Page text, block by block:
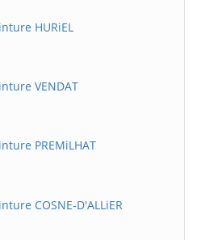
HURiEL
VENDAT
PREMiLHAT
COSNE-D'ALLiER